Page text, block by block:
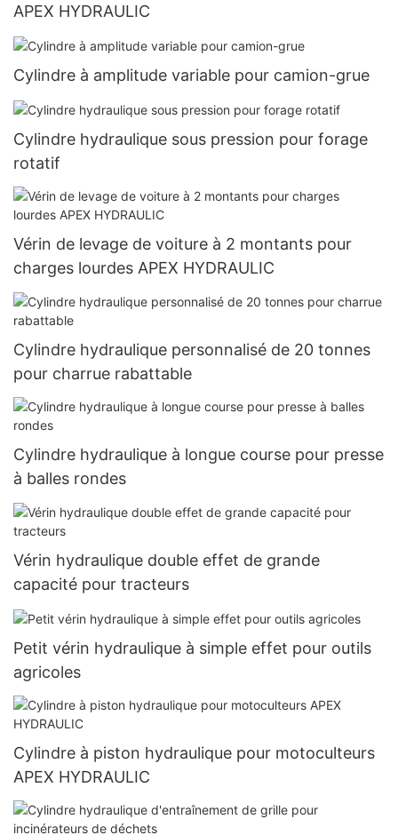
APEX HYDRAULIC
Cylindre à amplitude variable pour camion-grue
Cylindre hydraulique sous pression pour forage
rotatif
Vérin de levage de voiture à 2 montants pour
charges lourdes APEX HYDRAULIC
Cylindre hydraulique personnalisé de 20 tonnes
pour charrue rabattable
Cylindre hydraulique à longue course pour presse
à balles rondes
Vérin hydraulique double effet de grande
capacité pour tracteurs
Petit vérin hydraulique à simple effet pour outils
agricoles
Cylindre à piston hydraulique pour motoculteurs
APEX HYDRAULIC